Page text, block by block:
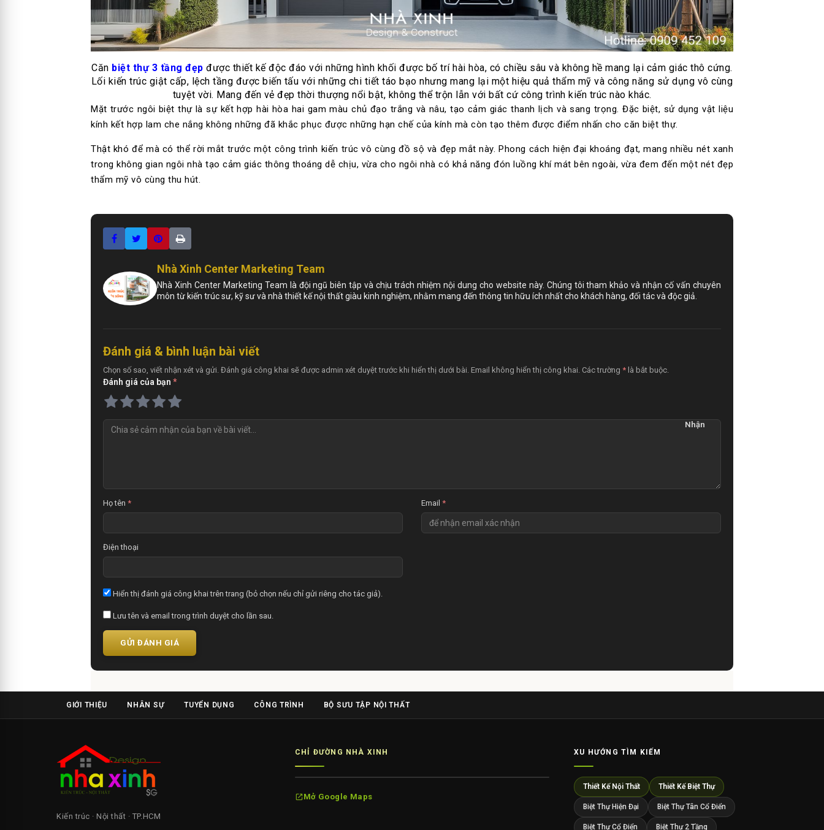
Căn biệt thự 3 tầng đẹp được thiết kế độc đáo với những hình khối được bố trí hài hòa, có chiều sâu và không hề mang lại cảm giác thô cứng.
Lối kiến trúc giật cấp, lệch tầng được biến tấu với những chi tiết táo bạo nhưng mang lại một hiệu quả thẩm mỹ và công năng sử dụng vô cùng
tuyệt vời. Mang đến vẻ đẹp thời thượng nổi bật, không thể trộn lẫn với bất cứ công trình kiến trúc nào khác.
Mặt trước ngôi biệt thự là sự kết hợp hài hòa hai gam màu chủ đạo trắng và nâu, tạo cảm giác thanh lịch và sang trọng. Đặc biệt, sử dụng vật liệu
kính kết hợp lam che nắng không những đã khắc phục được những hạn chế của kính mà còn tạo thêm được điểm nhấn cho căn biệt thự.
Thật khó để mà có thể rời mắt trước một công trình kiến trúc vô cùng đồ sộ và đẹp mắt này. Phong cách hiện đại khoáng đạt, mang nhiều nét xanh
trong không gian ngôi nhà tạo cảm giác thông thoáng dễ chịu, vừa cho ngôi nhà có khả năng đón luồng khí mát bên ngoài, vừa đem đến một nét đẹp
thẩm mỹ vô cùng thu hút.
Nhà Xinh Center Marketing Team
Nhà Xinh Center Marketing Team là đội ngũ biên tập và chịu trách nhiệm nội dung cho website này. Chúng tôi tham khảo và nhận cố vấn chuyên
môn từ kiến trúc sư, kỹ sư và nhà thiết kế nội thất giàu kinh nghiệm, nhằm mang đến thông tin hữu ích nhất cho khách hàng, đối tác và độc giả.
Đánh giá & bình luận bài viết
Chọn số sao, viết nhận xét và gửi. Đánh giá công khai sẽ được admin xét duyệt trước khi hiển thị dưới bài. Email không hiển thị công khai. Các trường * là bắt buộc.
Đánh giá của bạn *
Nhận
Họ tên * Email *
Điện thoại
Hiển thị đánh giá công khai trên trang (bỏ chọn nếu chỉ gửi riêng cho tác giả).
Lưu tên và email trong trình duyệt cho lần sau.
GỬI ĐÁNH GIÁ
GIỚI THIỆU NHÂN SỰ TUYỂN DỤNG CÔNG TRÌNH BỘ SƯU TẬP NỘI THẤT
Kiến trúc · Nội thất · TP.HCM
CHỈ ĐƯỜNG NHÀ XINH
Mở Google Maps
XU HƯỚNG TÌM KIẾM
Thiết Kế Nội Thất Thiết Kế Biệt Thự
Biệt Thự Hiện Đại Biệt Thự Tân Cổ Điển
Biệt Thự Cổ Điển Biệt Thự 2 Tầng